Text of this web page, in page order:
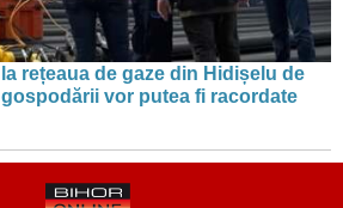
rețeaua de gaze din Hidișelu de
vor putea fi racordate